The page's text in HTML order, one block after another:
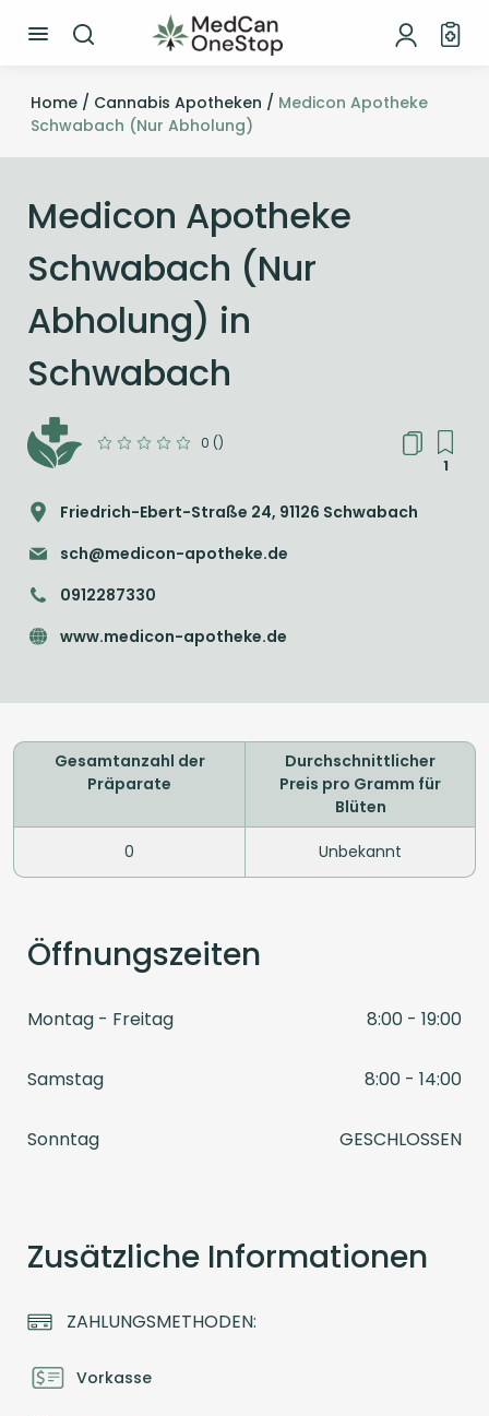
Home / Cannabis Apotheken / Medicon Apotheke
Schwabach (Nur Abholung)
Medicon Apotheke
Schwabach (Nur
Abholung) in
Schwabach
0 ()
1
Friedrich-Ebert-Straße 24, 91126 Schwabach
sch@medicon-apotheke.de
0912287330
www.medicon-apotheke.de
Gesamtanzahl der
Präparate
0
Durchschnittlicher
Preis pro Gramm für
Blüten
Unbekannt
Öffnungszeiten
Montag - Freitag 8:00 - 19:00
Samstag 8:00 - 14:00
Sonntag GESCHLOSSEN
Zusätzliche Informationen
ZAHLUNGSMETHODEN:
Vorkasse